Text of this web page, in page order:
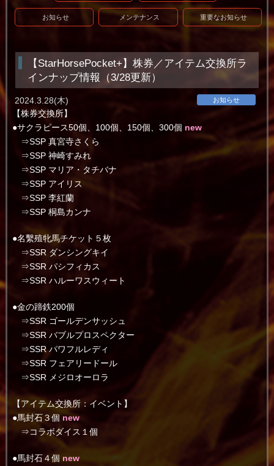
お知らせ メンテナンス 重要なお知らせ
【StarHorsePocket+】株券／アイテム交換所ラ
インナップ情報（3/28更新）
お知らせ
2024.3.28(木)
【株券交換所】
●サクラピース50個、100個、150個、300個 new
⇒SSP 真宮寺さくら
⇒SSP 神崎すみれ
⇒SSP マリア・タチバナ
⇒SSP アイリス
⇒SSP 李紅蘭
⇒SSP 桐島カンナ
●名繫殖牝馬チケット５枚
⇒SSR ダンシングキイ
⇒SSR パシフィカス
⇒SSR ハルーワスウィート
●金の蹄鉄200個
⇒SSR ゴールデンサッシュ
⇒SSR バブルプロスペクター
⇒SSR パワフルレディ
⇒SSR フェアリードール
⇒SSR メジロオーロラ
【アイテム交換所：イベント】
●馬封石３個 new
⇒コラボダイス１個
●馬封石４個 new